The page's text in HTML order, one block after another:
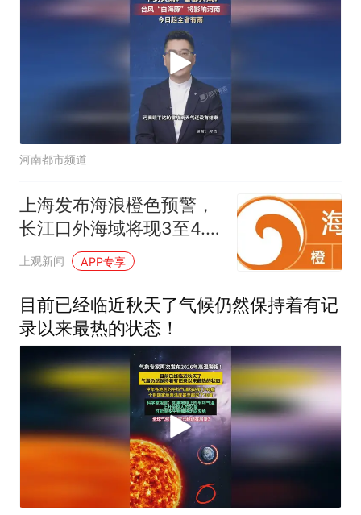
河南都市频道
上海发布海浪橙色预警，
长江口外海域将现3至4.9
米巨浪
上观新闻 APP专享
目前已经临近秋天了气候仍然保持着有记
录以来最热的状态！